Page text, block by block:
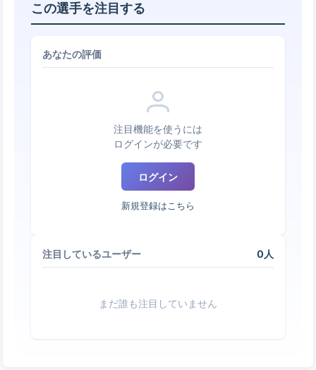
この選手を注目する
あなたの評価
注目機能を使うには
ログインが必要です
ログイン
新規登録はこちら
注目しているユーザー 0人
まだ誰も注目していません